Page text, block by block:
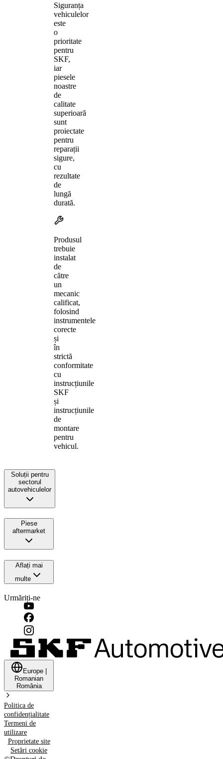
Siguranța
vehiculelor
este
o
prioritate
pentru
SKF,
iar
piesele
noastre
de
calitate
superioară
sunt
proiectate
pentru
reparații
sigure,
cu
rezultate
de
lungă
durată.
Produsul
trebuie
instalat
de
către
un
mecanic
calificat,
folosind
instrumentele
corecte
și
în
strictă
conformitate
cu
instrucțiunile
SKF
și
instrucțiunile
de
montare
pentru
vehicul.
Soluții pentru
sectorul
autovehiculelor
Piese
aftermarket
Aflați mai
multe
Urmăriți-ne
Europe
Romanian
România
Politica de
confidențialitate
Termeni de
utilizare
Proprietate site
Setări cookie